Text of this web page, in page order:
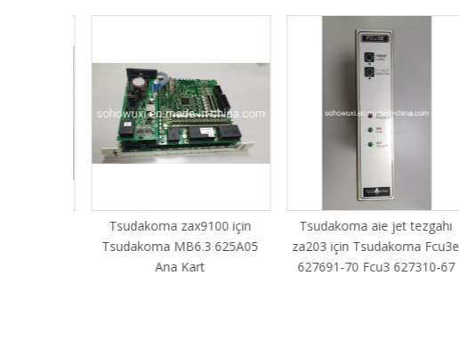
Tsudakoma zax9100 için
Tsudakoma MB6.3 625A05
Ana Kart
Tsudakoma aie jet tezgahı
za203 için Tsudakoma Fcu3e
627691-70 Fcu3 627310-67